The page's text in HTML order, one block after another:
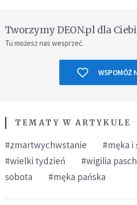
Tworzymy DEON.pl dla
Tu możesz nas wesprzeć.
WSPOMÓŻ
TEMATY W ARTYKULE
#zmartwychwstanie
#męka i
#wielki tydzień
#wigilia
sobota
#męka pańska